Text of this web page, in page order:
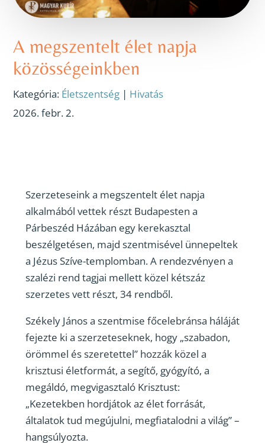
A megszentelt élet napja
közösségeinkben
Kategória: Életszentség | Hivatás
2026. febr. 2.
Szerzeteseink a megszentelt élet napja
alkalmából vettek részt Budapesten a
Párbeszéd Házában egy kerekasztal
beszélgetésen, majd szentmisével ünnepeltek
a Jézus Szíve-templomban. A rendezvényen a
szalézi rend tagjai mellett közel kétszáz
szerzetes vett részt, 34 rendből.
Székely János a szentmise főcelebránsa háláját
fejezte ki a szerzeteseknek, hogy „szabadon,
örömmel és szeretettel” hozzák közel a
krisztusi életformát, a segítő, gyógyító, a
megáldó, megvigasztaló Krisztust:
„Kezetekben hordjátok az élet forrását,
általatok tud megújulni, megfiatalodni a világ” –
hangsúlyozta.